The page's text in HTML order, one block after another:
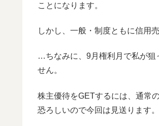
ことになります。
しかし、一般・制度ともに信用
…ちなみに、9月権利月で私が狙
せん。
株主優待をGETするには、通常
恐ろしいので今回は見送ります。